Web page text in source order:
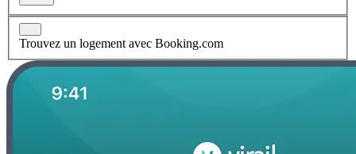
Trouvez un logement avec Booking.com